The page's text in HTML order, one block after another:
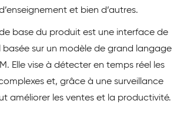
et bien d’autres.
base du produit est une interface de
sur un modèle de grand langage
Elle vise à détecter en temps réel les
et, grâce à une surveillance
améliorer les ventes et la productivité.